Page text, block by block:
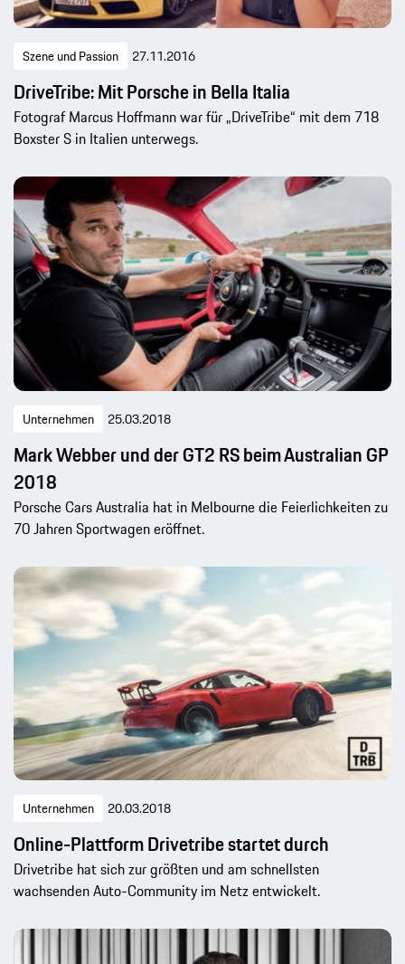
Szene und Passion 27.11.2016
DriveTribe: Mit Porsche in Bella Italia
Fotograf Marcus Hoffmann war für „DriveTribe“ mit dem 718
Boxster S in Italien unterwegs.
Unternehmen 25.03.2018
Mark Webber und der GT2 RS beim Australian GP
2018
Porsche Cars Australia hat in Melbourne die Feierlichkeiten zu
70 Jahren Sportwagen eröffnet.
Unternehmen 20.03.2018
Online-Plattform Drivetribe startet durch
Drivetribe hat sich zur größten und am schnellsten
wachsenden Auto-Community im Netz entwickelt.